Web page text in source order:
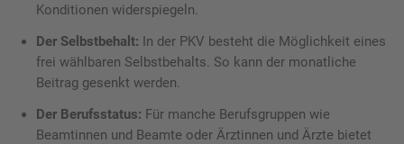
Konditionen widerspiegeln.
Der Selbstbehalt: In der PKV besteht die Möglichkeit eines
frei wählbaren Selbstbehalts. So kann der monatliche
Beitrag gesenkt werden.
Der Berufsstatus: Für manche Berufsgruppen wie
Beamtinnen und Beamte oder Ärztinnen und Ärzte bietet